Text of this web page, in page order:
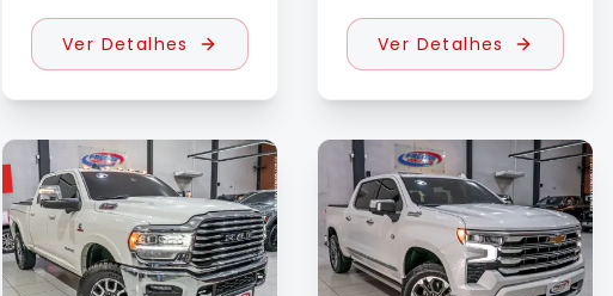
Ver Detalhes Ver Detalhes
DESTAQUE